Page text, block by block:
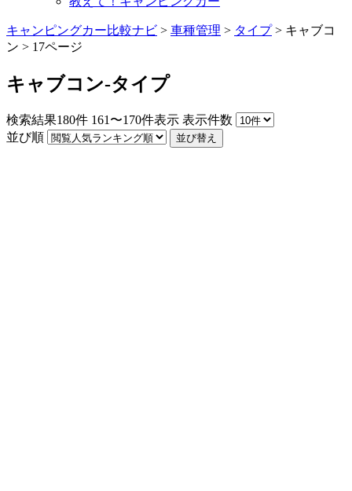
キャンピングカー比較ナビ > 車種管理 > タイプ> キャブコ
ン > 17ページ
キャブコン-タイプ
検索結果180件 161〜170件表示 表示件数
並び順
並び替え